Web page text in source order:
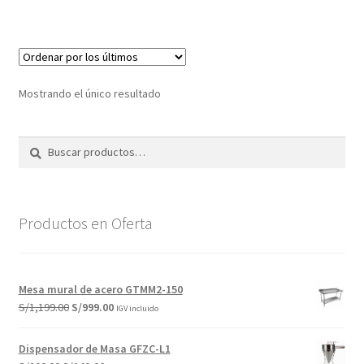
Mostrando el único resultado
Productos en Oferta
Mesa mural de acero GTMM2-150
S/1,199.00 El
original
era:
S/999.00El
actual
IGV incluido
Dispensador de Masa GFZC-L1